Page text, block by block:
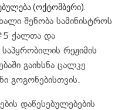
(ოქტომბერი).
შენობა სამინისტროს
ქალთა და
რეჟიმის
გაიხსნა ცალკე
გოგონებისთვის.
დაწესებულებების